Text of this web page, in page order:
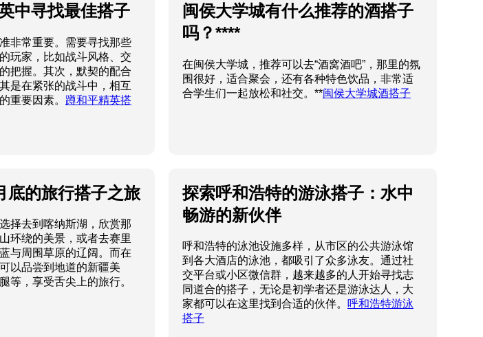
中寻找最佳搭子
非常重要。需要寻找那些
玩家，比如战斗风格、交
把握。其次，默契的配合
是在紧张的战斗中，相互
重要因素。 蹲和平精英搭
闽侯大学城有什么推荐的酒搭子
吗？****
在闽侯大学城，推荐可以去“酒窝酒吧”，那里的氛
围很好，适合聚会，还有各种特色饮品，非常适
合学生们一起放松和社交。**闽侯大学城酒搭子
底的旅行搭子之旅
择去到喀纳斯湖，欣赏那
环绕的美景，或者去赛里
与周围草原的辽阔。而在
以品尝到地道的新疆美
等，享受舌尖上的旅行。
探索呼和浩特的游泳搭子：水中
畅游的新伙伴
呼和浩特的泳池设施多样，从市区的公共游泳馆
到各大酒店的泳池，都吸引了众多泳友。通过社
交平台或小区微信群，越来越多的人开始寻找志
同道合的搭子，无论是初学者还是游泳达人，大
家都可以在这里找到合适的伙伴。 呼和浩特游泳
搭子